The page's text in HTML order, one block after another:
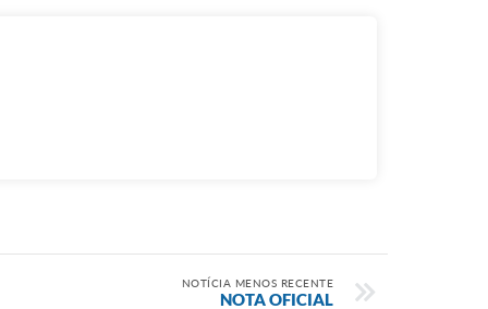
NOTÍCIA MENOS RECENTE
NOTA OFICIAL